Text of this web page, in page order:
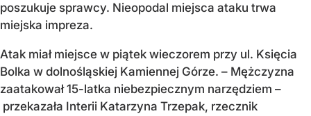
poszukuje sprawcy. Nieopodal miejsca ataku trwa
miejska impreza.
Atak miał miejsce w piątek wieczorem przy ul. Księcia
Bolka w dolnośląskiej Kamiennej Górze. – Mężczyzna
zaatakował 15-latka niebezpiecznym narzędziem –
przekazała Interii Katarzyna Trzepak, rzecznik